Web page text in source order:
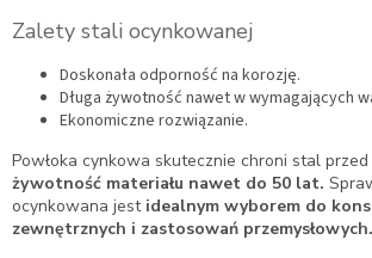
Zalety stali ocynkowanej
Doskonała odporność na korozję.
Długa żywotność nawet w wymagających
Ekonomiczne rozwiązanie.
Powłoka cynkowa skutecznie chroni stal przed
żywotność materiału nawet do 50 lat.
ocynkowana jestidealnym wyborem do
zewnętrznych i zastosowań przemysłowych.